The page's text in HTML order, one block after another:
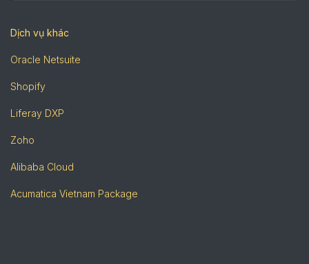
Dịch vụ khác
Oracle Netsuite
Shopify
Liferay DXP
Zoho
Alibaba Cloud
Acumatica Vietnam Package